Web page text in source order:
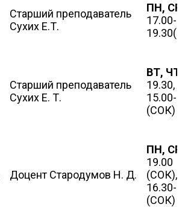
Старший преподаватель
Сухих Е.Т.
ПН,
17.00-
Старший преподаватель
Сухих Е. Т.
ВТ, ЧТ
19.30,
15.00-
(СОК)
Доцент Стародумов Н. Д.
ПН, СР
19.00
(СОК),
16.30-
(СОК)